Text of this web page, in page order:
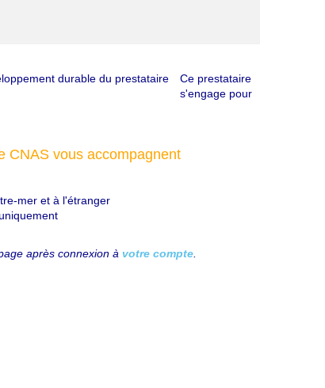
Ce prestataire
s'engage pour
CNAS vous accompagnent
mer et à l'étranger
après connexion àvotre compte.